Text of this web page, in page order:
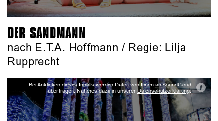
DER SANDMANN
nach E.T.A. Hoffmann / Regie: Lilja
Rupprecht
Bei Anklicken dieses Inhalts werden Daten von Ihnen an SoundCloud
übertragen. Näheres dazu in unserer Datenschutzerklärung. i